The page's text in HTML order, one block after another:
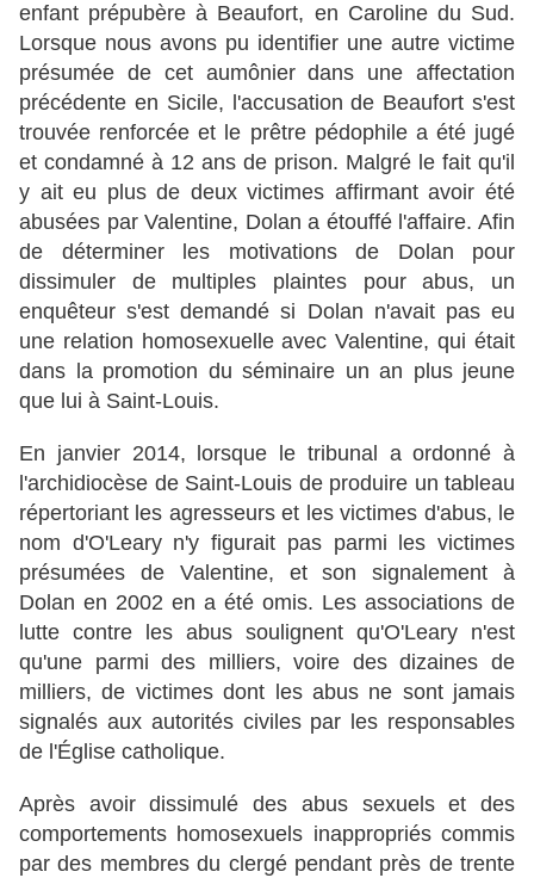
enfant prépubère à Beaufort, en Caroline du Sud.
Lorsque nous avons pu identifier une autre victime
présumée de cet aumônier dans une affectation
précédente en Sicile, l'accusation de Beaufort s'est
trouvée renforcée et le prêtre pédophile a été jugé
et condamné à 12 ans de prison. Malgré le fait qu'il
y ait eu plus de deux victimes affirmant avoir été
abusées par Valentine, Dolan a étouffé l'affaire. Afin
de déterminer les motivations de Dolan pour
dissimuler de multiples plaintes pour abus, un
enquêteur s'est demandé si Dolan n'avait pas eu
une relation homosexuelle avec Valentine, qui était
dans la promotion du séminaire un an plus jeune
que lui à Saint-Louis.
En janvier 2014, lorsque le tribunal a ordonné à
l'archidiocèse de Saint-Louis de produire un tableau
répertoriant les agresseurs et les victimes d'abus, le
nom d'O'Leary n'y figurait pas parmi les victimes
présumées de Valentine, et son signalement à
Dolan en 2002 en a été omis. Les associations de
lutte contre les abus soulignent qu'O'Leary n'est
qu'une parmi des milliers, voire des dizaines de
milliers, de victimes dont les abus ne sont jamais
signalés aux autorités civiles par les responsables
de l'Église catholique.
Après avoir dissimulé des abus sexuels et des
comportements homosexuels inappropriés commis
par des membres du clergé pendant près de trente